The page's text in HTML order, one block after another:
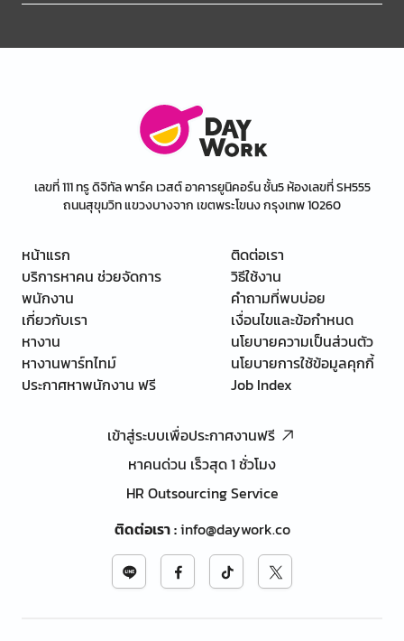
เลขที่ 111 ทรู ดิจิทัล พาร์ค เวสต์ อาคารยูนิคอร์น ชั้น5 ห้องเลขที่ SH555
ถนนสุขุมวิท แขวงบางจาก เขตพระโขนง กรุงเทพ 10260
หน้าแรก
บริการหาคน ช่วยจัดการ
พนักงาน
เกี่ยวกับเรา
หางาน
หางานพาร์ทไทม์
ประกาศหาพนักงาน ฟรี
ติดต่อเรา
วิธีใช้งาน
คำถามที่พบบ่อย
เงื่อนไขและข้อกำหนด
นโยบายความเป็นส่วนตัว
นโยบายการใช้ข้อมูลคุกกี้
Job Index
เข้าสู่ระบบเพื่อประกาศงานฟรี
หาคนด่วน เร็วสุด 1 ชั่วโมง
HR Outsourcing Service
ติดต่อเรา:info@daywork.co